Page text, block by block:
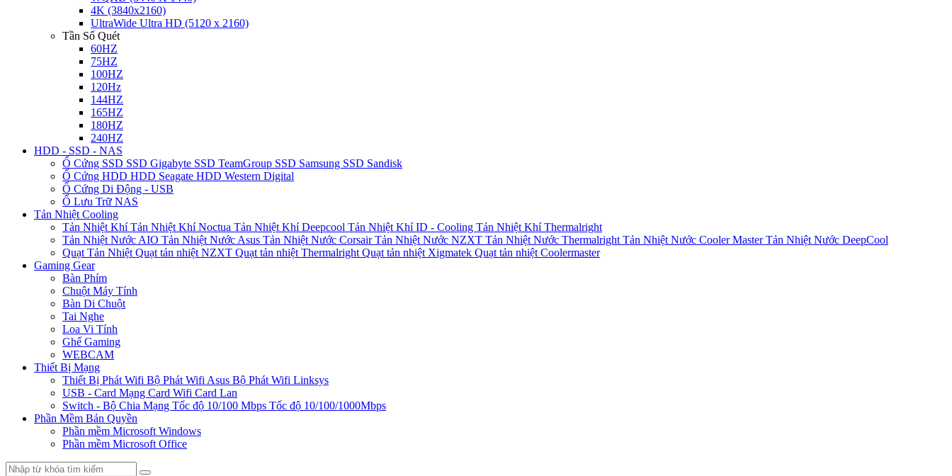
4K (3840x2160)
UltraWide Ultra HD (5120 x 2160)
Tần Số Quét
60HZ
75HZ
100HZ
120Hz
144HZ
165HZ
180HZ
240HZ
HDD - SSD - NAS
Ổ Cứng SSD SSD Gigabyte SSD TeamGroup SSD Samsung SSD Sandisk
Ổ Cứng HDD HDD Seagate HDD Western Digital
Ổ Cứng Di Động - USB
Ổ Lưu Trữ NAS
Tản Nhiệt Cooling
Tản Nhiệt KhíTản Nhiệt Khí Noctua Tản Nhiệt Khí Deepcool Tản Nhiệt Khí ID - Cooling Tản Nhiệt Khí Thermalright
Tản Nhiệt Nước AIO Tản Nhiệt Nước Asus Tản Nhiệt Nước CorsairTản Nhiệt Nước NZXT Tản Nhiệt Nước Thermalright Tản Nhiệt Nước Cooler MasterTản Nhiệt Nước DeepCool
Quạt Tản Nhiệt Quạt tản nhiệt NZXT Quạt tản nhiệt Thermalright Quạt tản nhiệt Xigmatek Quạt tản nhiệt Coolermaster
Gaming Gear
Bàn Phím
Chuột Máy Tính
Bàn Di Chuột
Tai Nghe
Loa Vi Tính
Ghế Gaming
WEBCAM
Thiết Bị Mạng
Thiết Bị Phát Wifi Bộ Phát Wifi Asus Bộ Phát Wifi Linksys
USB - Card Mạng Card Wifi Card Lan
Switch - Bộ Chia Mạng Tốc độ 10/100 Mbps Tốc độ 10/100/1000Mbps
Phần Mềm Bản Quyền
Phần mềm Microsoft Windows
Phần mềm Microsoft Office